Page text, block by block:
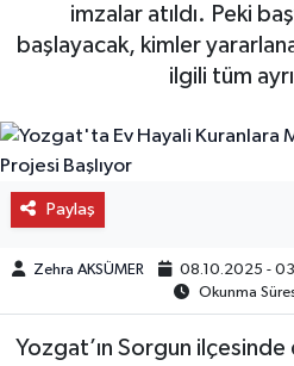
imzalar atıldı. Peki
başlayacak, kimler
ilgili tüm
Paylaş
Zehra AKSÜMER 08.10.2025 -
Okunma
Yozgat’ın Sorgun